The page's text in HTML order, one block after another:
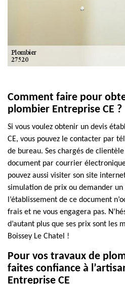
Comment faire pour
plombier Entreprise CE ?
Si vous voulez obtenir un devis
CE, vous pouvez le contacter par
de bureau. Ses chargés de
document par courrier
pouvez aussi visiter son site
simulation de prix ou demander un
l’établissement de ce document
frais et ne vous engagera pas.
d’autant plus que ses prix sont les
Boissey Le Chatel !
Pour vos travaux de
faites confiance à
Entreprise CE